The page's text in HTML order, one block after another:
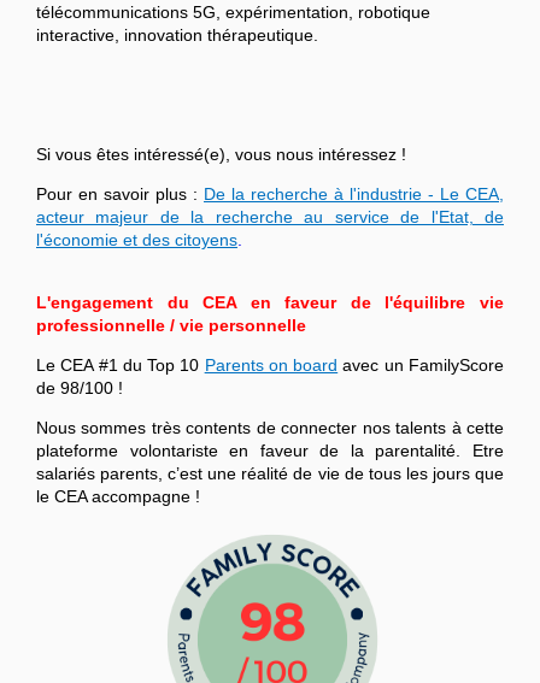
télécommunications 5G, expérimentation, robotique
interactive, innovation thérapeutique.
Si vous êtes intéressé(e), vous nous intéressez !
Pour en savoir plus : De la recherche à l'industrie - Le CEA,
acteur majeur de la recherche au service de l'Etat, de
l'économie et des citoyens
L'engagement du CEA en faveur de l'équilibre vie
professionnelle / vie personnelle
Le CEA #1 du Top 10 Parents on board avec un FamilyScore
de 98/100 !
Nous sommes très contents de connecter nos talents à cette
plateforme volontariste en faveur de la parentalité. Etre
salariés parents, c’est une réalité de vie de tous les jours que
le CEA accompagne !